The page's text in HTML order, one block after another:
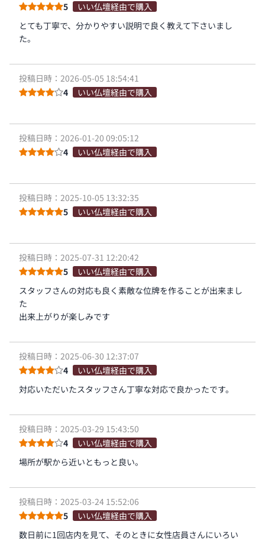
5
いい仏壇経由で購入
とても丁寧で、分かりやすい説明で良く教えて下さいまし
た。
投稿日時：2026-05-05 18:54:41
4
いい仏壇経由で購入
投稿日時：2026-01-20 09:05:12
4
いい仏壇経由で購入
投稿日時：2025-10-05 13:32:35
5
いい仏壇経由で購入
投稿日時：2025-07-31 12:20:42
5
いい仏壇経由で購入
スタッフさんの対応も良く素敵な位牌を作ることが出来まし
た
出来上がりが楽しみです
投稿日時：2025-06-30 12:37:07
4
いい仏壇経由で購入
対応いただいたスタッフさん丁寧な対応で良かったです。
投稿日時：2025-03-29 15:43:50
4
いい仏壇経由で購入
場所が駅から近いともっと良い。
投稿日時：2025-03-24 15:52:06
5
いい仏壇経由で購入
数日前に1回店内を見て、そのときに女性店員さんにいろい